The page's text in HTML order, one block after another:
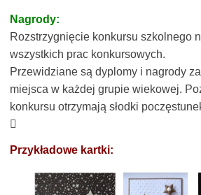
Nagrody:
Rozstrzygnięcie konkursu szkolnego
wszystkich prac konkursowych.
Przewidziane są dyplomy i nagrody
miejsca w każdej grupie wiekowej.
konkursu otrzymają słodki

Przykładowe kartki: